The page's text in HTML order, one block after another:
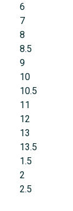
6
7
8
8.5
9
10
10.5
11
12
13
13.5
1.5
2
2.5